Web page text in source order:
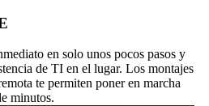
en solo unos pocos pasos y
de TI en el lugar. Los montajes
te permiten poner en marcha
minutos.